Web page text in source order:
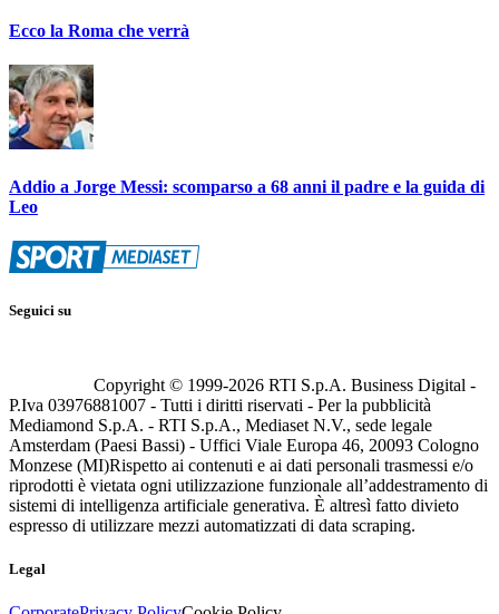
Ecco la Roma che verrà
Addio a Jorge Messi: scomparso a 68 anni il padre e la guida di
Leo
Seguici su
Copyright © 1999-2026 RTI S.p.A. Business Digital -
P.Iva 03976881007 - Tutti i diritti riservati - Per la pubblicità
Mediamond S.p.A. - RTI S.p.A., Mediaset N.V., sede legale
Amsterdam (Paesi Bassi) - Uffici Viale Europa 46, 20093 Cologno
Monzese (MI)Rispetto ai contenuti e ai dati personali trasmessi e/o
riprodotti è vietata ogni utilizzazione funzionale all’addestramento di
sistemi di intelligenza artificiale generativa. È altresì fatto divieto
espresso di utilizzare mezzi automatizzati di data scraping.
Legal